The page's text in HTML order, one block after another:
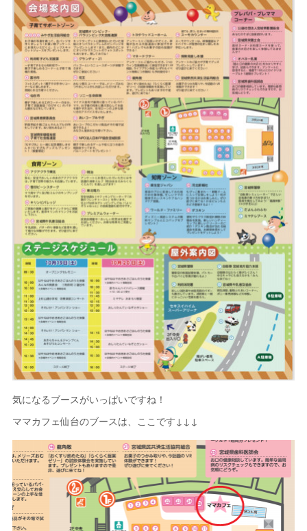
気になるブースがいっぱいですね！
ママカフェ仙台のブースは、ここです↓↓↓